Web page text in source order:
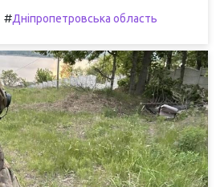
#Дніпропетровська область